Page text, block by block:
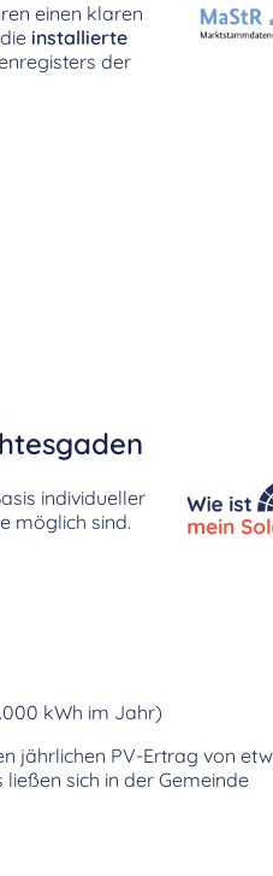
einen klaren
installierte
der
individueller
möglich sind.
kWh im Jahr)
jährlichen PV-Ertrag von
sich in der Gemeinde